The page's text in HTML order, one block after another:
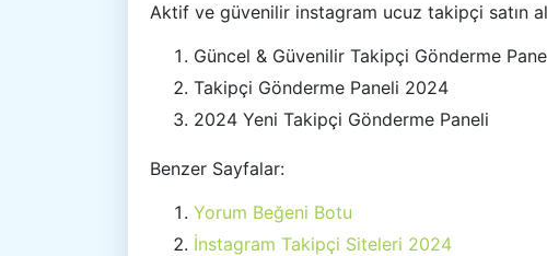
Aktif ve güvenilir instagram ucuz takipçi satın
Güncel & Güvenilir Takipçi Gönderme
Takipçi Gönderme Paneli 2024
2024 Yeni Takipçi Gönderme Paneli
Benzer Sayfalar:
Yorum Beğeni Botu
İnstagram Takipçi Siteleri 2024